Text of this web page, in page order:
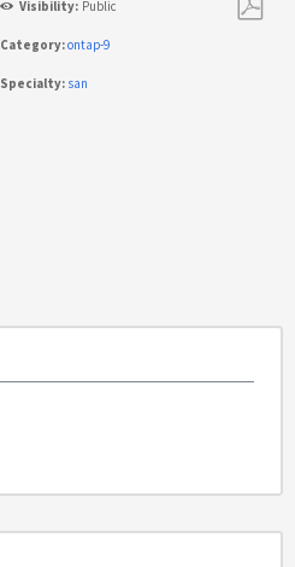
Visibility: Public
Category:ontap-9
Specialty: san